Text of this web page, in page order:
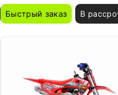
Быстрый заказ В